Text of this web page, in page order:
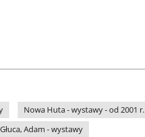
Nowa Huta - wystawy - od 2001 r.
Głuca, Adam - wystawy